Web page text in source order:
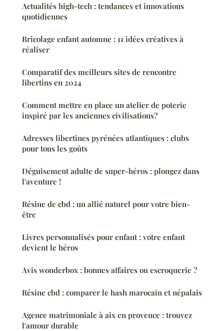
Actualités high-tech : tendances et innovations
quotidiennes
Bricolage enfant automne : 11 idées créatives à
réaliser
Comparatif des meilleurs sites de rencontre
libertins en 2024
Comment mettre en place un atelier de poterie
inspiré par les anciennes civilisations?
Adresses libertines pyrénées atlantiques : clubs
pour tous les goûts
Déguisement adulte de super-héros : plongez dans
l'aventure !
Résine de cbd : un allié naturel pour votre bien-
être
Livres personnalisés pour enfant : votre enfant
devient le héros
Avis wonderbox : bonnes affaires ou escroquerie ?
Résine cbd : comparer le hash marocain et népalais
Agence matrimoniale à aix en provence : trouvez
l'amour durable